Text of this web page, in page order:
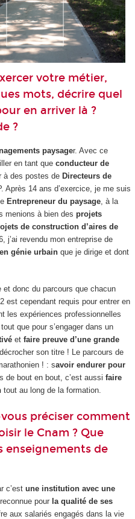
votre métier,
mots, décrire quel
en arriver là ?
?
paysager. Avec ce
en tant que conducteur de
à des postes de Directeurs de
Après 14 ans d’exercice, je me suis
Entrepreneur du paysage, à la
menions à bien des projets
de construction d’aires de
j’ai revendu mon entreprise de
génie urbain que je dirige et dont
donc du parcours que chacun
est cependant requis pour entrer en
les expériences professionnelles
que pour s’engager dans un
etfaire preuve d’une grande
son titre ! Le parcours de
! : savoir endurer pour
de bout en bout, c’est aussi faire
tout au long de la formation.
préciser comment
le Cnam ? Que
enseignements de
c’est une institution avec une
pourla qualité de ses
aux salariés engagés dans la vie